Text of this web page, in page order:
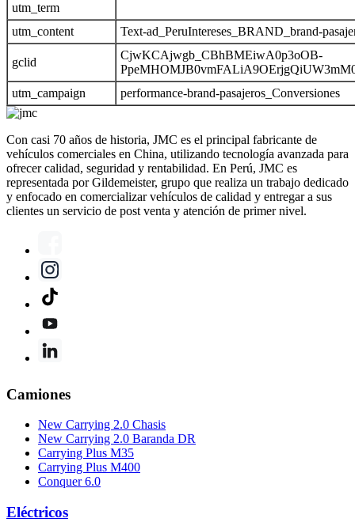
utm_term
utm_content
Text-ad_PeruIntereses_BRAND_brand-
gclid
CjwKCAjwgb_CBhBMEiwA0p3oOB-
utm_campaign
performance-brand-pasajeros_Conversiones
Con casi 70 años de historia, JMC es el principal fabricante de
vehículos comerciales en China, utilizando tecnología avanzada para
ofrecer calidad, seguridad y rentabilidad. En Perú, JMC es
representada por Gildemeister, grupo que realiza un trabajo dedicado
y enfocado en comercializar vehículos de calidad y entregar a sus
clientes un servicio de post venta y atención de primer nivel.
Camiones
New Carrying 2.0 Chasis
New Carrying 2.0 Baranda DR
Carrying Plus M35
Carrying Plus M400
Conquer 6.0
Eléctricos